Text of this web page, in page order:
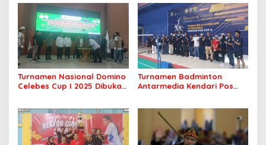
Turnamen Nasional Domino
Celebes Cup I 2025 Dibuka,
Juta
Turnamen Badminton
Antarmedia Kendari Pos